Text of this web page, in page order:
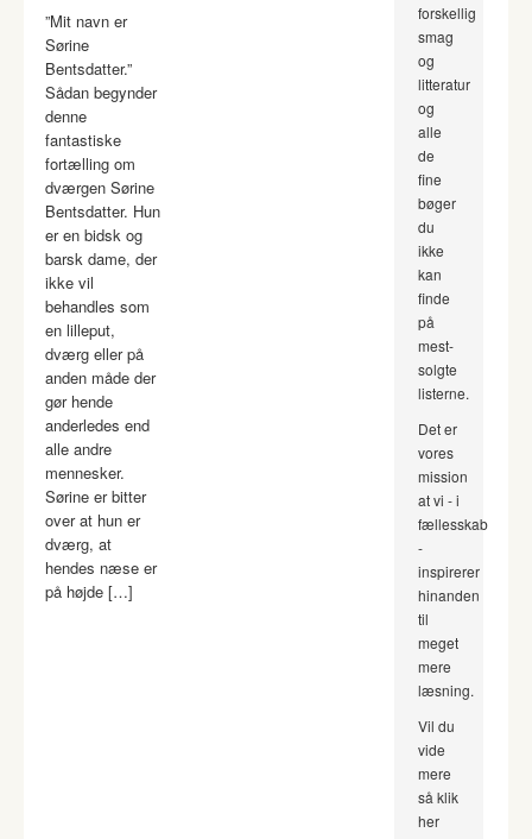
”Mit navn er
Sørine
Bentsdatter.”
Sådan begynder
denne
fantastiske
fortælling om
dværgen Sørine
Bentsdatter. Hun
er en bidsk og
barsk dame, der
ikke vil
behandles som
en lilleput,
dværg eller på
anden måde der
gør hende
anderledes end
alle andre
mennesker.
Sørine er bitter
over at hun er
dværg, at
hendes næse er
på højde […]
forskellig
smag
og
litteratur
og
alle
de
fine
bøger
du
ikke
kan
finde
på
mest-
solgte
listerne.
Det er
vores
mission
at vi - i
fællesskab
-
inspirerer
hinanden
til
meget
mere
læsning.
Vil du
vide
mere
så klik
her